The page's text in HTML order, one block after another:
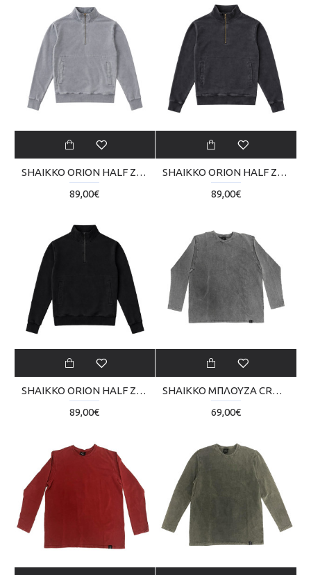
SHAIKKO ORION HALF ZIP 295 CSM SKU226TS01-03
89,00€
SHAIKKO ORION HALF ZIP 295 CSM SKU226TS01-46
89,00€
SHAIKKO ORION HALF ZIP 540 CSM SKU226TS01-20
89,00€
SHAIKKO ΜΠΛΟΥΖΑ CROP LONG VINTAGE SKU225TQ06-0606
69,00€